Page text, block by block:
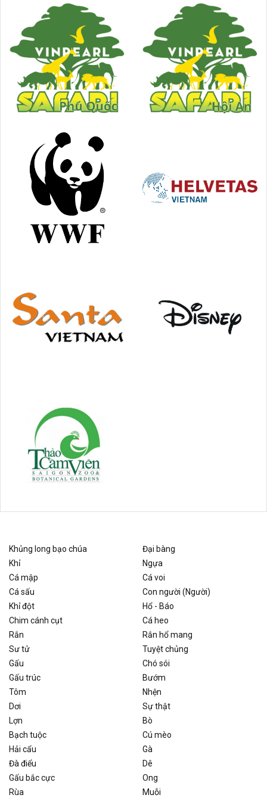
Khủng long bạo chúa
Đại bàng
Khỉ
Ngựa
Cá mập
Cá voi
Cá sấu
Con người (Người)
Khỉ đột
Hổ - Báo
Chim cánh cụt
Cá heo
Rắn
Rắn hổ mang
Sư tử
Tuyệt chủng
Gấu
Chó sói
Gấu trúc
Bướm
Tôm
Nhện
Dơi
Sự thật
Lợn
Bò
Bạch tuộc
Cú mèo
Hải cẩu
Gà
Đà điểu
Dê
Gấu bắc cực
Ong
Rùa
Muỗi